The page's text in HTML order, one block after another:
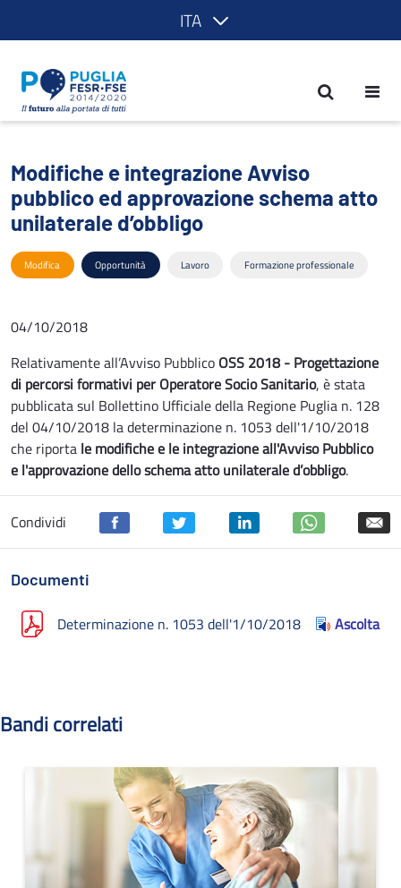
ITA
Modifiche e integrazione Avviso
Modifiche e integrazione Avviso
pubblico ed approvazione schema atto
unilaterale d’obbligo
Modifica Opportunità Lavoro Formazione professionale
04/10/2018
Relativamente all’Avviso Pubblico OSS 2018 - Progettazione
di percorsi formativi per Operatore Socio Sanitario, è stata
pubblicata sul Bollettino Ufficiale della Regione Puglia n. 128
del 04/10/2018 la determinazione n. 1053 dell'1/10/2018
che riporta le modifiche e le integrazione all'Avviso Pubblico
e l'approvazione dello schema atto unilaterale d’obbligo.
Condividi
Documenti
Determinazione n. 1053 dell'1/10/2018 Ascolta
Bandi correlati